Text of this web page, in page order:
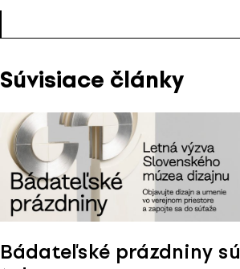
Súvisiace články
Bádateľské prázdniny sú